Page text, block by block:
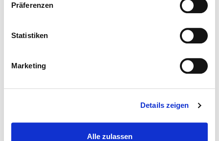
Präferenzen
Statistiken
Marketing
Details zeigen
Alle zulassen